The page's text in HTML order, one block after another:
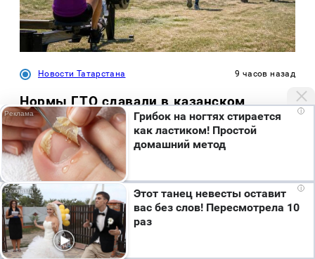
Новости Татарстана 9 часов назад
Нормы ГТО сдавали в казанском
экстрим-парке «УРАМ»
Размещение рекламы
Мы используем cookie. Во время посещения сайта
вы соглашаетесь с тем, что мы обрабатываем
ваши персональные данные с использованием
метрик Яндекс Метрика, top.mail.ru, LiveInternet.
Я согласен
i
Грибок на ногтях стирается
как ластиком! Простой
домашний метод
i
Этот танец невесты оставит
вас без слов! Пересмотрела 10
раз